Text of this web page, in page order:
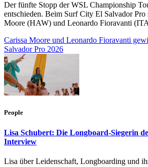
Der fünfte Stopp der WSL Championship
entschieden. Beim Surf City El Salvador Pro
Moore (HAW) und Leonardo Fioravanti
Carissa Moore und Leonardo Fioravanti
Salvador Pro 2026
People
Lisa Schubert: Die Longboard-Siegerin
Interview
Lisa über Leidenschaft, Longboarding und